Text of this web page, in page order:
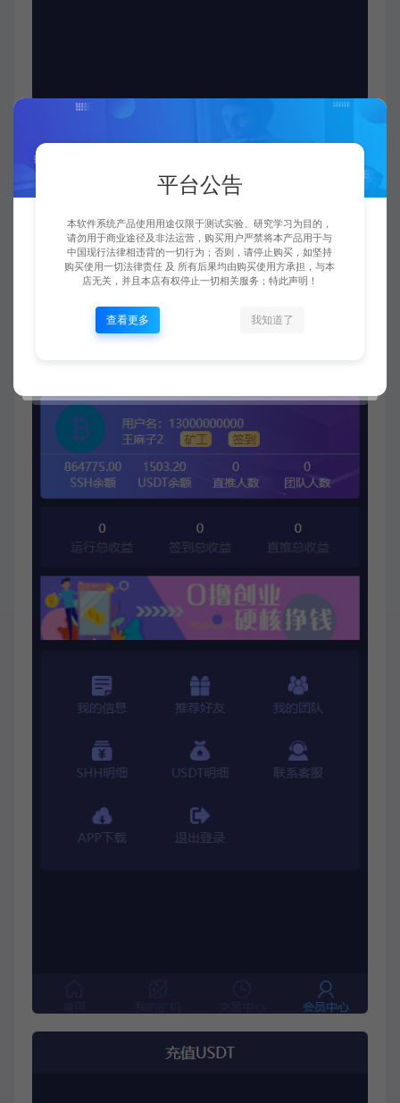
平台公告
本软件系统产品使用用途仅限于测试实验、研究学习为目的，
请勿用于商业途径及非法运营，购买用户严禁将本产品用于与
中国现行法律相违背的一切行为；否则，请停止购买，如坚持
购买使用一切法律责任 及 所有后果均由购买使用方承担，与本
店无关，并且本店有权停止一切相关服务；特此声明！
查看更多 我知道了